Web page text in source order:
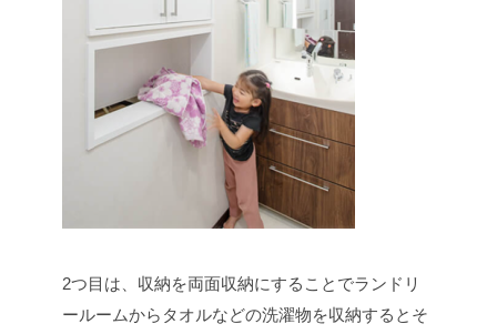
2つ目は、収納を両面収納にすることでランドリ
ールームからタオルなどの洗濯物を収納するとそ